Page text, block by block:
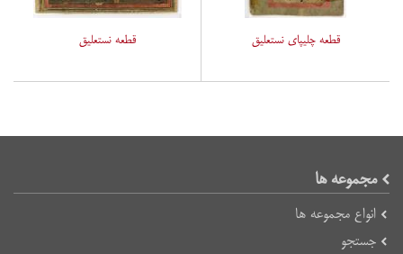
قطعه چلیپای نستعلیق قطعه نستعلیق
مجموعه ها
انواع مجموعه ها
جستجو